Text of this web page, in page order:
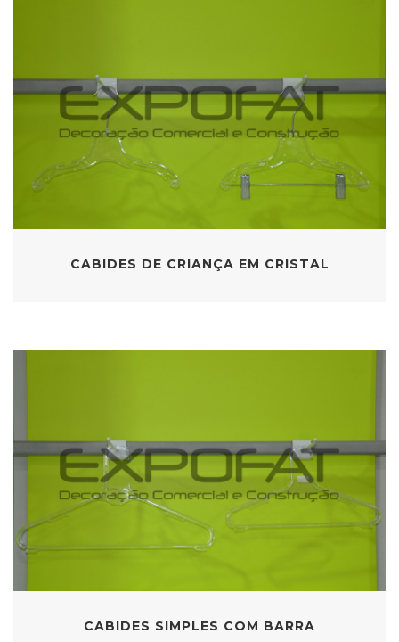
CABIDES DE CRIANÇA EM CRISTAL
CABIDES SIMPLES COM BARRA